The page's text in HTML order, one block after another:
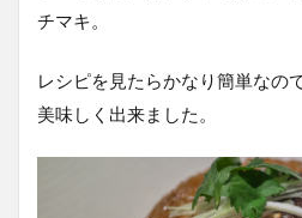
チマキ。
レシピを見たらかなり簡単なの
美味しく出来ました。